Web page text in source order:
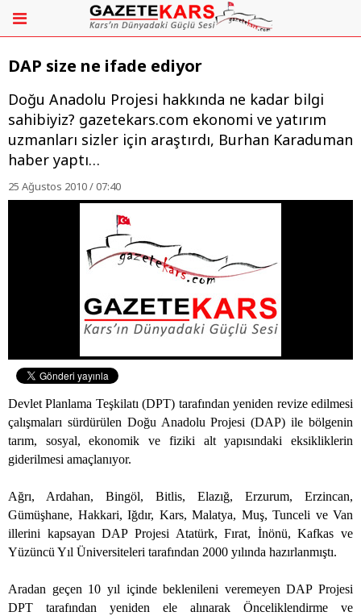
DAP size ne ifade ediyor
Doğu Anadolu Projesi hakkında ne kadar bilgi
sahibiyiz? gazetekars.com ekonomi ve yatırım
uzmanları sizler için araştırdı, Burhan Karaduman
haber yaptı…
25 Ağustos 2010 / 07:40
Devlet Planlama Teşkilatı (DPT) tarafından yeniden revize edilmesi
çalışmaları sürdürülen Doğu Anadolu Projesi (DAP) ile bölgenin
tarım, sosyal, ekonomik ve fiziki alt yapısındaki eksikliklerin
giderilmesi amaçlanıyor.
Ağrı, Ardahan, Bingöl, Bitlis, Elazığ, Erzurum, Erzincan,
Gümüşhane, Hakkari, Iğdır, Kars, Malatya, Muş, Tunceli ve Van
illerini kapsayan DAP Projesi Atatürk, Fırat, İnönü, Kafkas ve
Yüzüncü Yıl Üniversiteleri tarafından 2000 yılında hazırlanmıştı.
Aradan geçen 10 yıl içinde beklenileni veremeyen DAP Projesi
DPT tarafından yeniden ele alınarak Önceliklendirme ve